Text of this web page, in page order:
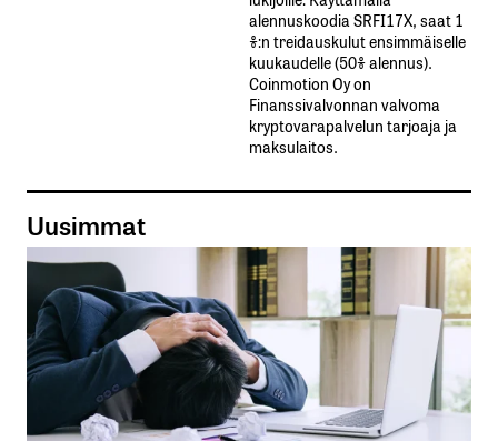
alennuskoodia​ ​SRFI17X,​ ​saat​ ​1
%:n treidauskulut​ ​ensimmäiselle​ ​
kuukaudelle​ ​(50%​ ​alennus).
Coinmotion Oy on
Finanssivalvonnan valvoma
kryptovarapalvelun tarjoaja ja
maksulaitos.
Uusimmat